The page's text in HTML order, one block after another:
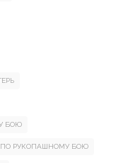
БОЮ
ПО РУКОПАШНОМУ БОЮ